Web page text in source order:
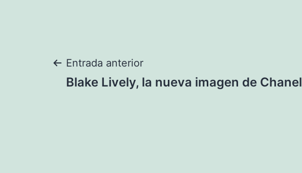
Navegación
Entrada anterior
Blake Lively, la nueva imagen de Chanel